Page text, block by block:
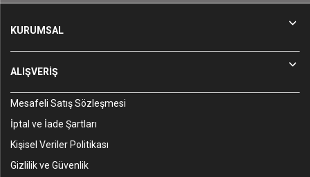
KURUMSAL
ALIŞVERİŞ
Mesafeli Satış Sözleşmesi
İptal ve İade Şartları
Kişisel Veriler Politikası
Gizlilik ve Güvenlik